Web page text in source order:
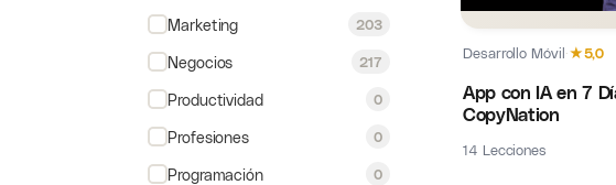
Marketing 203
Negocios 217
Productividad 0
Profesiones 0
Programación 0
Desarrollo Móvil·★5,0
App con IA en 7
CopyNation
14 Lecciones